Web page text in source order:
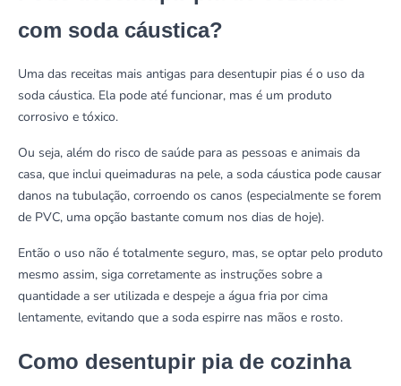
com soda cáustica?
Uma das receitas mais antigas para desentupir pias é o uso da
soda cáustica. Ela pode até funcionar, mas é um produto
corrosivo e tóxico.
Ou seja, além do risco de saúde para as pessoas e animais da
casa, que inclui queimaduras na pele, a soda cáustica pode causar
danos na tubulação, corroendo os canos (especialmente se forem
de PVC, uma opção bastante comum nos dias de hoje).
Então o uso não é totalmente seguro, mas, se optar pelo produto
mesmo assim, siga corretamente as instruções sobre a
quantidade a ser utilizada e despeje a água fria por cima
lentamente, evitando que a soda espirre nas mãos e rosto.
Como desentupir pia de cozinha